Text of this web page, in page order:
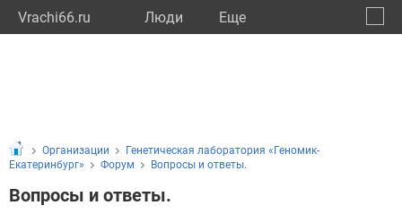
Vrachi66.ru Люди Eще
Организации
Генетическая лаборатория «Геномик-
Екатеринбург»
Форум Вопросы и ответы.
Вопросы и ответы.